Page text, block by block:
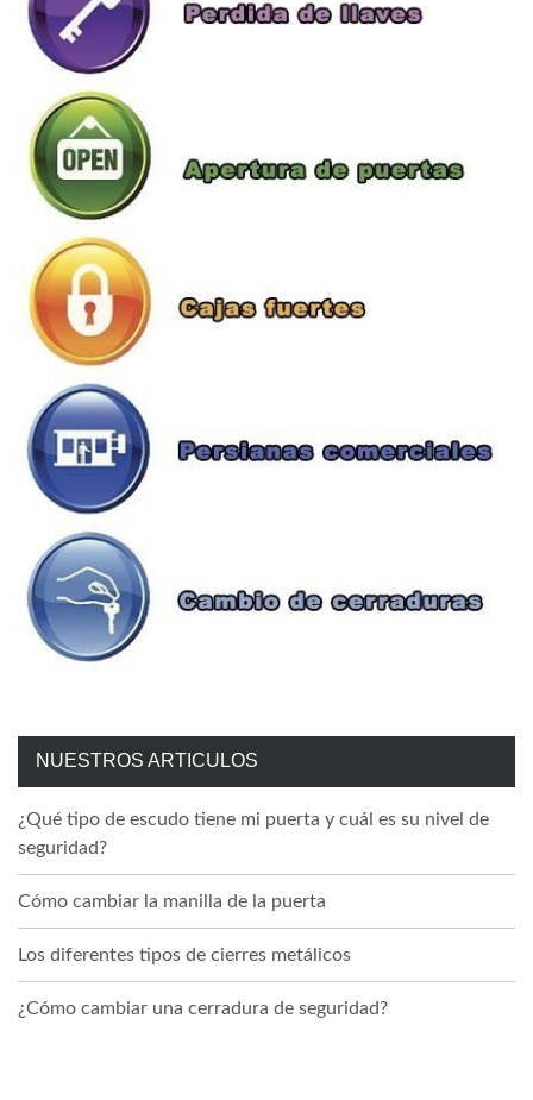
NUESTROS ARTICULOS
¿Qué tipo de escudo tiene mi puerta y cuál es su nivel de
seguridad?
Cómo cambiar la manilla de la puerta
Los diferentes tipos de cierres metálicos
¿Cómo cambiar una cerradura de seguridad?